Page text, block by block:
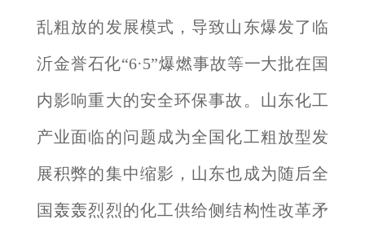
乱粗放的发展模式，导致山东爆发了临
沂金誉石化“6·5”爆燃事故等一大批在国
内影响重大的安全环保事故。山东化工
产业面临的问题成为全国化工粗放型发
展积弊的集中缩影，山东也成为随后全
国轰轰烈烈的化工供给侧结构性改革矛